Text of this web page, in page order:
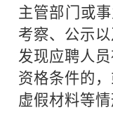
主管部门或
考察、公示
发现应聘人
资格条件的
虚假材料等